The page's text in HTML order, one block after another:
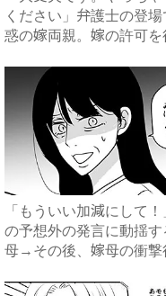
ください」弁護士の登
惑の嫁両親。嫁の許可を
「もういい加減にして
の予想外の発言に動揺す
母→その後、嫁母の衝撃